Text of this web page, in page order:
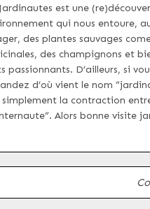
est une
qui nous entoure,
des plantes sauvages
des champignons et
passionnants. D’ailleurs, si
d’où vient le nom
la contraction
Alors bonne visite